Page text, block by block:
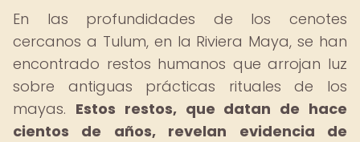
En las profundidades de los cenotes
cercanos a Tulum, en la Riviera Maya, se han
encontrado restos humanos que arrojan luz
sobre antiguas prácticas rituales de los
mayas. Estos restos, que datan de hace
cientos de años, revelan evidencia de